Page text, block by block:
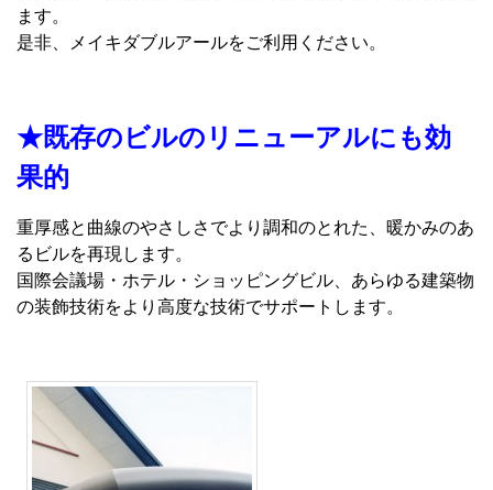
ます。
是非、メイキダブルアールをご利用ください。
★既存のビルのリニューアルにも効
果的
重厚感と曲線のやさしさでより調和のとれた、暖かみのあ
るビルを再現します。
国際会議場・ホテル・ショッピングビル、あらゆる建築物
の装飾技術をより高度な技術でサポートします。